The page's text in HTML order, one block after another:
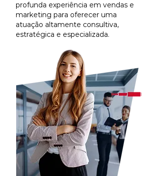
profunda experiência em vendas e
marketing para oferecer uma
atuação altamente consultiva,
estratégica e especializada.